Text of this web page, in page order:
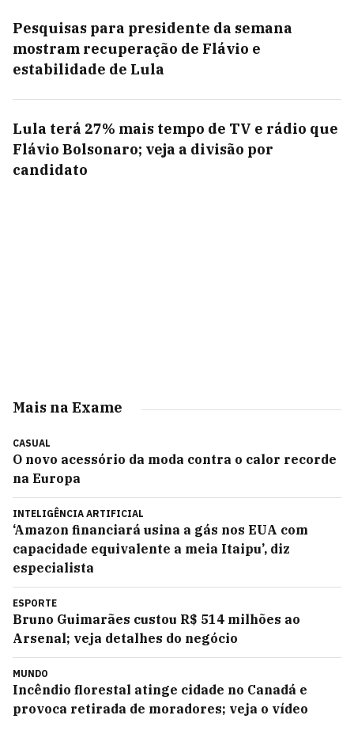
Pesquisas para presidente da semana
mostram recuperação de Flávio e
estabilidade de Lula
Lula terá 27% mais tempo de TV e rádio que
Flávio Bolsonaro; veja a divisão por
candidato
Mais na Exame
CASUAL
O novo acessório da moda contra o calor recorde
na Europa
INTELIGÊNCIA ARTIFICIAL
‘Amazon financiará usina a gás nos EUA com
capacidade equivalente a meia Itaipu’, diz
especialista
ESPORTE
Bruno Guimarães custou R$ 514 milhões ao
Arsenal; veja detalhes do negócio
MUNDO
Incêndio florestal atinge cidade no Canadá e
provoca retirada de moradores; veja o vídeo